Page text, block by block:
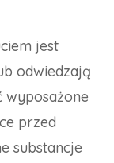
jest
odwiedzają
wyposażone
przed
substancje